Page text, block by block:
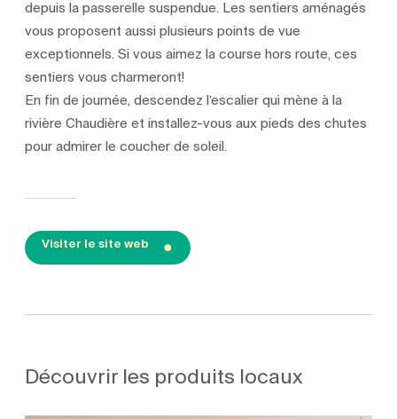
depuis la passerelle suspendue. Les sentiers aménagés
vous proposent aussi plusieurs points de vue
exceptionnels. Si vous aimez la course hors route, ces
sentiers vous charmeront!
En fin de journée, descendez l’escalier qui mène à la
rivière Chaudière et installez-vous aux pieds des chutes
pour admirer le coucher de soleil.
Visiter le site web
Découvrir les produits locaux